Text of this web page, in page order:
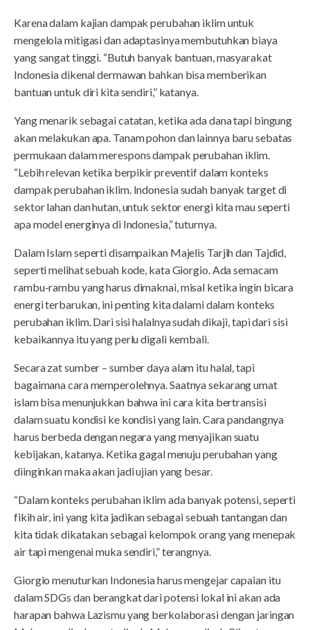
Karena dalam kajian dampak perubahan iklim untuk
mengelola mitigasi dan adaptasinya membutuhkan biaya
yang sangat tinggi. “Butuh banyak bantuan, masyarakat
Indonesia dikenal dermawan bahkan bisa memberikan
bantuan untuk diri kita sendiri,” katanya.
Yang menarik sebagai catatan, ketika ada dana tapi bingung
akan melakukan apa. Tanam pohon dan lainnya baru sebatas
permukaan dalam merespons dampak perubahan iklim.
“Lebih relevan ketika berpikir preventif dalam konteks
dampak perubahan iklim. Indonesia sudah banyak target di
sektor lahan dan hutan, untuk sektor energi kita mau seperti
apa model energinya di Indonesia,” tuturnya.
Dalam Islam seperti disampaikan Majelis Tarjih dan Tajdid,
seperti melihat sebuah kode, kata Giorgio. Ada semacam
rambu-rambu yang harus dimaknai, misal ketika ingin bicara
energi terbarukan, ini penting kita dalami dalam konteks
perubahan iklim. Dari sisi halalnya sudah dikaji, tapi dari sisi
kebaikannya itu yang perlu digali kembali.
Secara zat sumber – sumber daya alam itu halal, tapi
bagaimana cara memperolehnya. Saatnya sekarang umat
islam bisa menunjukkan bahwa ini cara kita bertransisi
dalam suatu kondisi ke kondisi yang lain. Cara pandangnya
harus berbeda dengan negara yang menyajikan suatu
kebijakan, katanya. Ketika gagal menuju perubahan yang
diinginkan maka akan jadi ujian yang besar.
“Dalam konteks perubahan iklim ada banyak potensi, seperti
fikih air, ini yang kita jadikan sebagai sebuah tantangan dan
kita tidak dikatakan sebagai kelompok orang yang menepak
air tapi mengenai muka sendiri,” terangnya.
Giorgio menuturkan Indonesia harus mengejar capaian itu
dalam SDGs dan berangkat dari potensi lokal ini akan ada
harapan bahwa Lazismu yang berkolaborasi dengan jaringan